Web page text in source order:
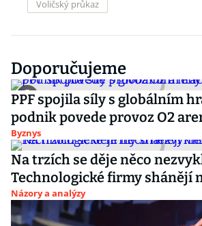
Voličský průkaz
Doporučujeme
PPF spojila síly s globálním
podnik povede provoz O2
Byznys
Na trzích se děje něco
Technologické firmy shánějí
Názory a analýzy